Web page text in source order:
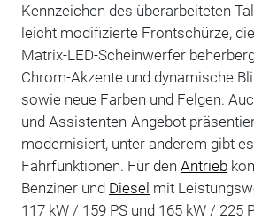
Kennzeichen des überarbeiteten
leicht modifizierte Frontschürze,
Matrix-LED-Scheinwerfer
Chrom-Akzente und dynamische
sowie neue Farben und Felgen.
und Assistenten-Angebot
modernisiert, unter anderem gibt
Fahrfunktionen. Für den Antrieb
Benziner und Diesel mit
117 kW / 159 PS und 165 kW / 225